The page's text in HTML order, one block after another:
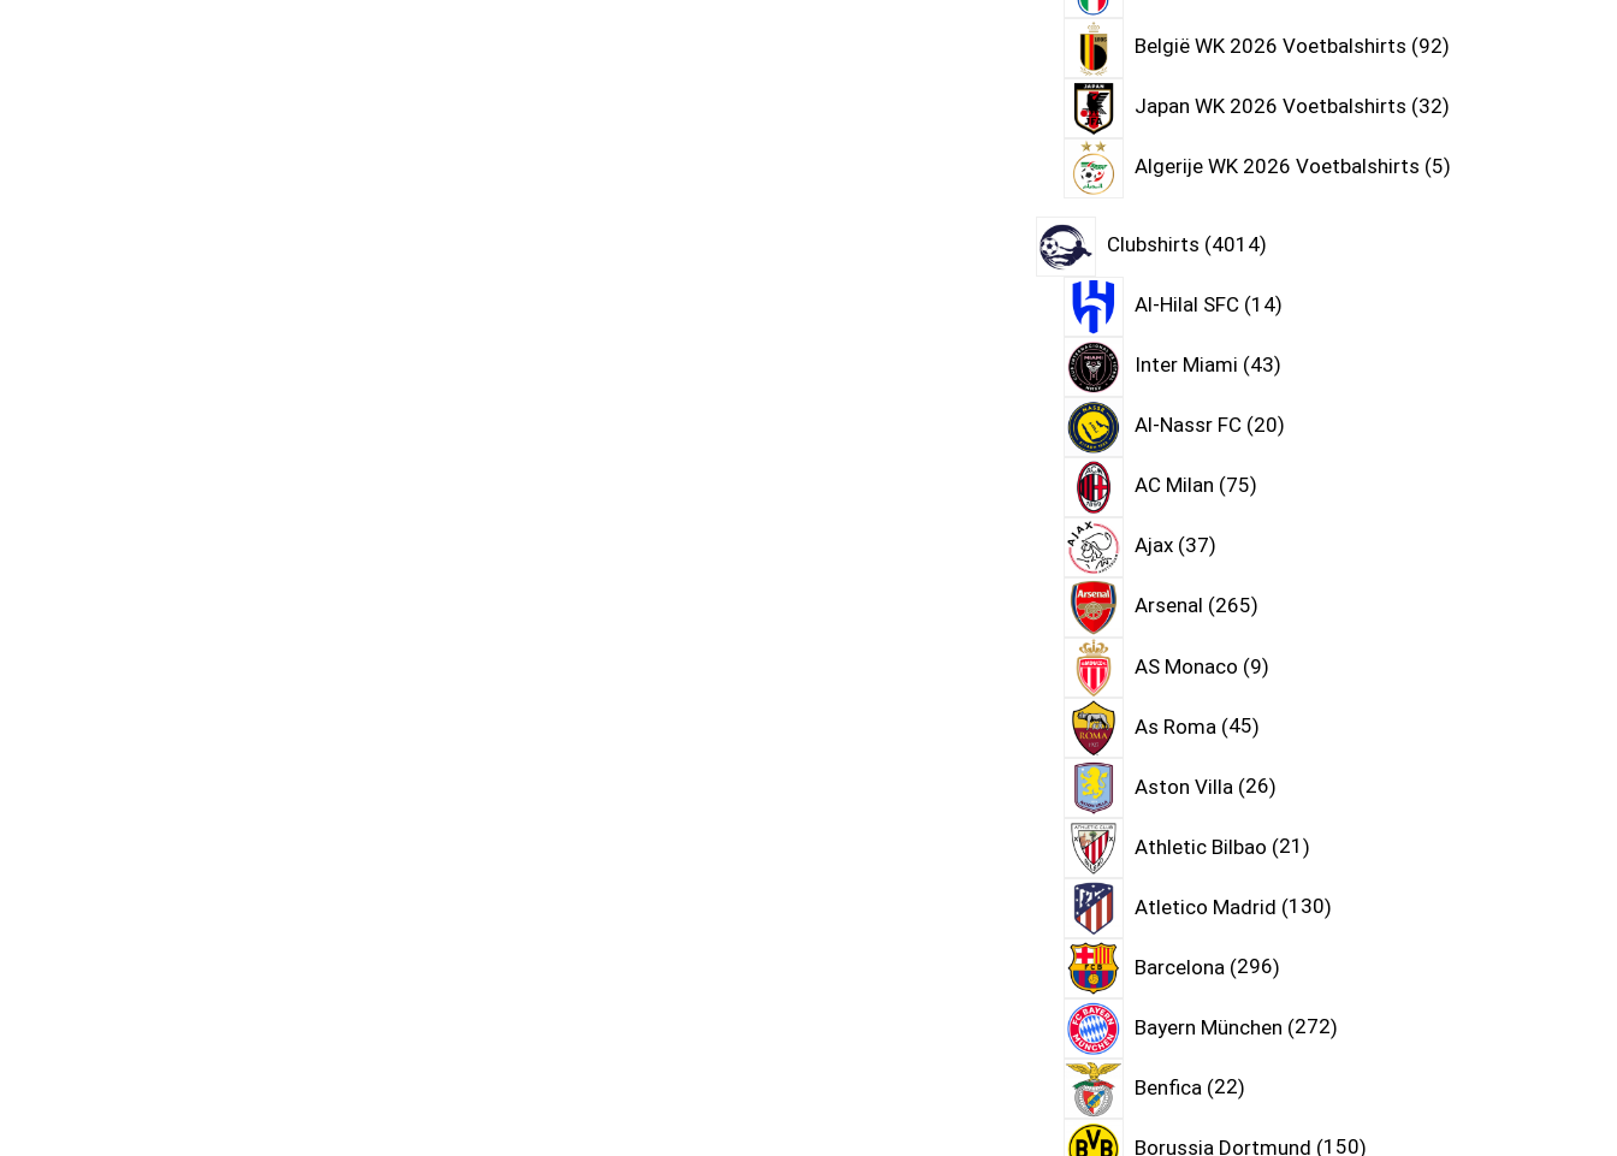
België WK 2026 Voetbalshirts 92
Japan WK 2026 Voetbalshirts 32
Algerije WK 2026 Voetbalshirts 5
Clubshirts 4014
Al-Hilal SFC 14
Inter Miami 43
Al-Nassr FC 20
AC Milan 75
Ajax 37
Arsenal 265
AS Monaco 9
As Roma 45
Aston Villa 26
Athletic Bilbao 21
Atletico Madrid 130
Barcelona 296
Bayern München 272
Benfica 22
Borussia Dortmund 150